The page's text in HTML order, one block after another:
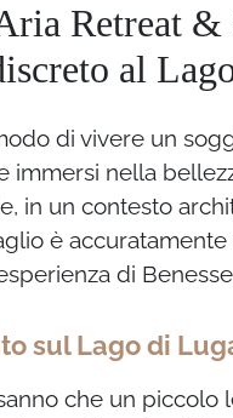
Retreat &
al
di vivere un
immersi nella
in un contesto
è
di
sul Lago di
che un piccolo